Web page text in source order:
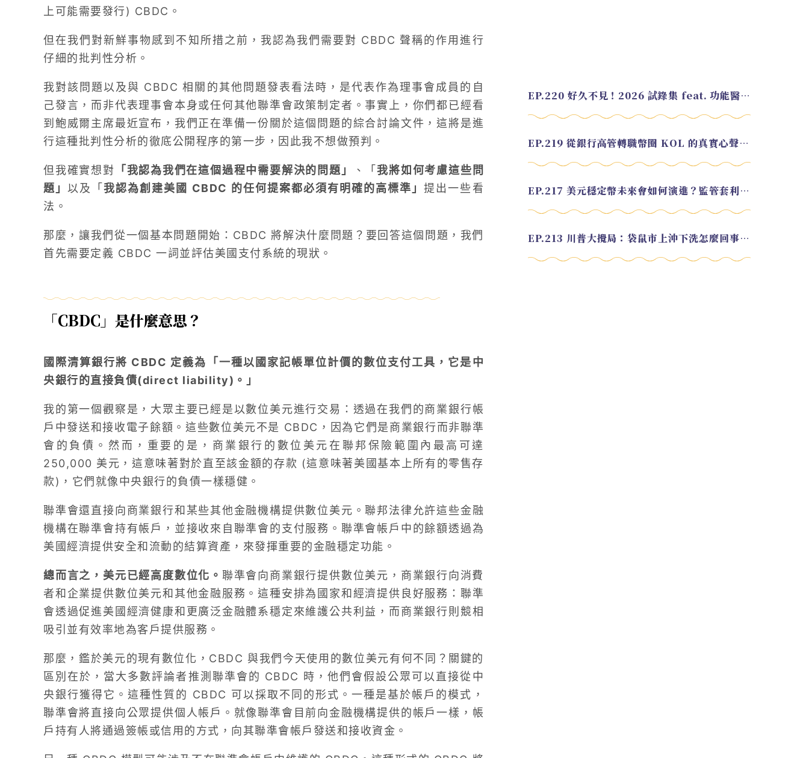
上可能需要發行) CBDC。
但在我們對新鮮事物感到不知所措之前，我認為我們需要對 CBDC 聲稱的作用進行
仔細的批判性分析。
我對該問題以及與 CBDC 相關的其他問題發表看法時，是代表作為理事會成員的自
己發言，而非代表理事會本身或任何其他聯準會政策制定者。事實上，你們都已經看
到鮑威爾主席最近宣布，我們正在準備一份關於這個問題的綜合討論文件，這將是進
行這種批判性分析的徹底公開程序的第一步，因此我不想做預判。
但我確實想對 「我認為我們在這個過程中需要解決的問題」 、「我將如何考慮這些問
題」以及「我認為創建美國 CBDC 的任何提案都必須有明確的高標準」提出一些看
法。
那麼，讓我們從一個基本問題開始：CBDC 將解決什麼問題？要回答這個問題，我們
首先需要定義 CBDC 一詞並評估美國支付系統的現狀。
「CBDC」是什麼意思？
國際清算銀行將 CBDC 定義為「一種以國家記帳單位計價的數位支付工具，它是中
央銀行的直接負債(direct liability)。」
我的第一個觀察是，大眾主要已經是以數位美元進行交易：透過在我們的商業銀行帳
戶中發送和接收電子餘額。這些數位美元不是 CBDC，因為它們是商業銀行而非聯準
會的負債。然而，重要的是，商業銀行的數位美元在聯邦保險範圍內最高可達
250,000 美元，這意味著對於直至該金額的存款 (這意味著美國基本上所有的零售存
款)，它們就像中央銀行的負債一樣穩健。
聯準會還直接向商業銀行和某些其他金融機構提供數位美元。聯邦法律允許這些金融
機構在聯準會持有帳戶，並接收來自聯準會的支付服務。聯準會帳戶中的餘額透過為
美國經濟提供安全和流動的結算資產，來發揮重要的金融穩定功能。
總而言之，美元已經高度數位化。 聯準會向商業銀行提供數位美元，商業銀行向消費
者和企業提供數位美元和其他金融服務。這種安排為國家和經濟提供良好服務：聯準
會透過促進美國經濟健康和更廣泛金融體系穩定來維護公共利益，而商業銀行則競相
吸引並有效率地為客戶提供服務。
那麼，鑑於美元的現有數位化，CBDC 與我們今天使用的數位美元有何不同？關鍵的
區別在於，當大多數評論者推測聯準會的 CBDC 時，他們會假設公眾可以直接從中
央銀行獲得它。這種性質的 CBDC 可以採取不同的形式。一種是基於帳戶的模式，
聯準會將直接向公眾提供個人帳戶。就像聯準會目前向金融機構提供的帳戶一樣，帳
戶持有人將通過簽帳或信用的方式，向其聯準會帳戶發送和接收資金。
EP.220 好久不見！2026 試錄集 feat. 功能醫學營養師 美寶
EP.219 從銀行高管轉職幣圈 KOL 的真實心聲 feat.龜大
EP.217 美元穩定幣未來會如何演進？監管套利終將收斂？feat. 研究員 余哲安
EP.213 川普大攪局：袋鼠市上沖下洗怎麼回事？feat. Alvin